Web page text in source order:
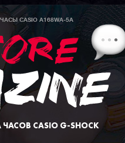
ЧАСЫ CASIO A168WA-5A
CASIO G-SHOCK